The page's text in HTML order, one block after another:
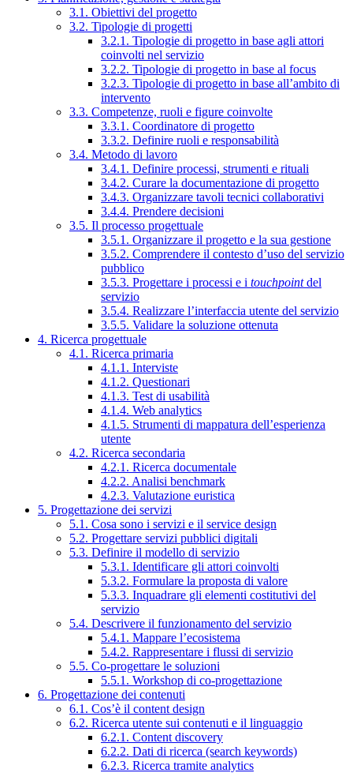
3.1. Obiettivi del progetto
3.2. Tipologie di progetti
3.2.1. Tipologie di progetto in base agli attori
coinvolti nel servizio
3.2.2. Tipologie di progetto in base al focus
3.2.3. Tipologie di progetto in base all’ambito di
intervento
3.3. Competenze, ruoli e figure coinvolte
3.3.1. Coordinatore di progetto
3.3.2. Definire ruoli e responsabilità
3.4. Metodo di lavoro
3.4.1. Definire processi, strumenti e rituali
3.4.2. Curare la documentazione di progetto
3.4.3. Organizzare tavoli tecnici collaborativi
3.4.4. Prendere decisioni
3.5. Il processo progettuale
3.5.1. Organizzare il progetto e la sua gestione
3.5.2. Comprendere il contesto d’uso del servizio
pubblico
3.5.3. Progettare i processi e i touchpointdel
servizio
3.5.4. Realizzare l’interfaccia utente del servizio
3.5.5. Validare la soluzione ottenuta
4. Ricerca progettuale
4.1. Ricerca primaria
4.1.1. Interviste
4.1.2. Questionari
4.1.3. Test di usabilità
4.1.4. Web analytics
4.1.5. Strumenti di mappatura dell’esperienza
utente
4.2. Ricerca secondaria
4.2.1. Ricerca documentale
4.2.2. Analisi benchmark
4.2.3. Valutazione euristica
5. Progettazione dei servizi
5.1. Cosa sono i servizi e il service design
5.2. Progettare servizi pubblici digitali
5.3. Definire il modello di servizio
5.3.1. Identificare gli attori coinvolti
5.3.2. Formulare la proposta di valore
5.3.3. Inquadrare gli elementi costitutivi del
servizio
5.4. Descrivere il funzionamento del servizio
5.4.1. Mappare l’ecosistema
5.4.2. Rappresentare i flussi di servizio
5.5. Co-progettare le soluzioni
5.5.1. Workshop di co-progettazione
6. Progettazione dei contenuti
6.1. Cos’è il content design
6.2. Ricerca utente sui contenuti e il linguaggio
6.2.1. Content discovery
6.2.2. Dati di ricerca (search keywords)
6.2.3. Ricerca tramite analytics